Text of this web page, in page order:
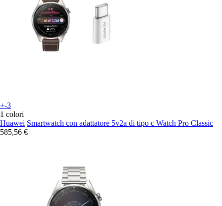
+-3
1 colori
Huawei Smartwatch con adattatore 5v2a di tipo c Watch Pro Classic
585,56 €